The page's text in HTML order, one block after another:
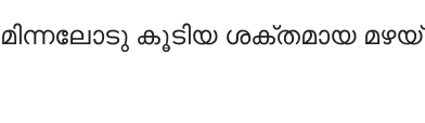
കൂടിയ ശക്തമായ